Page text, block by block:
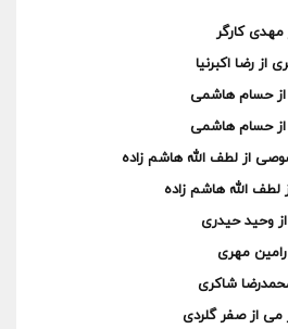
مهدی کارگر
از رضا اکبرنیا
از حسام هاشمی
از حسام هاشمی
از لطف الله هاشم زاده
لطف الله هاشم زاده
وحید حیدری
رامین مهری
شاکری
می از صفر گلردی